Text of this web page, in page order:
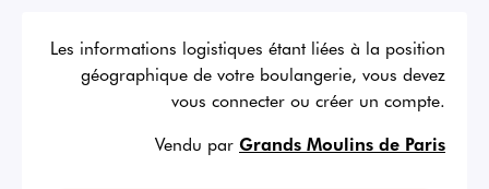
Les informations logistiques étant liées à la position
géographique de votre boulangerie, vous devez
vous connecter ou créer un compte.
Vendu par Grands Moulins de Paris